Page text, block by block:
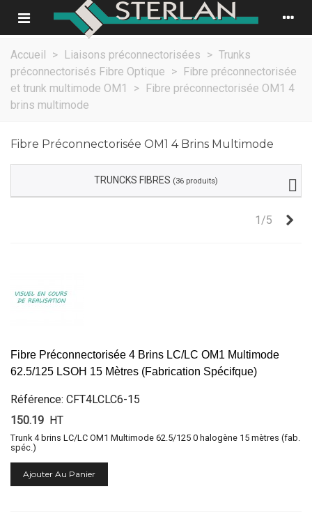
Accueil > Liaisons préconnectorisées > Trunks
préconnectorisés Fibre Optique > Fibre préconnectorisée
et trunk multimode OM1
> Fibre préconnectorisée OM1 4
brins multimode
Fibre Préconnectorisée OM1 4 Brins Multimode
TRUNCKS FIBRES (36 produits)
1/5
Fibre Préconnectorisée 4 Brins LC/LC OM1 Multimode
62.5/125 LSOH 15 Mètres (Fabrication Spécifque)
Référence: CFT4LCLC6-15
150.19 HT
Trunk 4 brins LC/LC OM1 Multimode 62.5/125 0 halogène 15 mètres (fab.
spéc.)
Ajouter Au Panier